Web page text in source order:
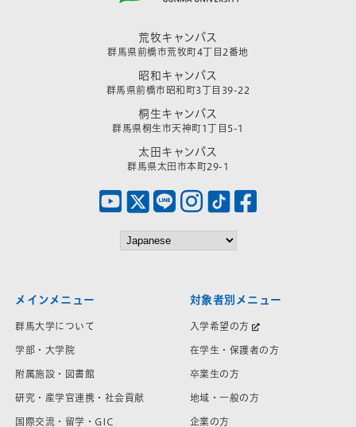
荒牧キャンパス
群馬県前橋市荒牧町4丁目2番地
昭和キャンパス
群馬県前橋市昭和町3丁目39-22
桐生キャンパス
群馬県桐生市天神町1丁目5-1
太田キャンパス
群馬県太田市本町29-1
メインメニュー
群馬大学について
学部・大学院
附属施設・図書館
研究・産学官連携・社会貢献
国際交流・留学・GIC
対象者別メニュー
入学希望の方
在学生・保護者の方
卒業生の方
地域・一般の方
企業の方